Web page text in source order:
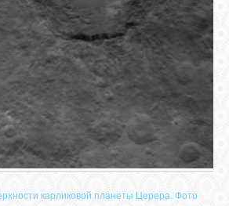
карликовой планеты Церера. Фото